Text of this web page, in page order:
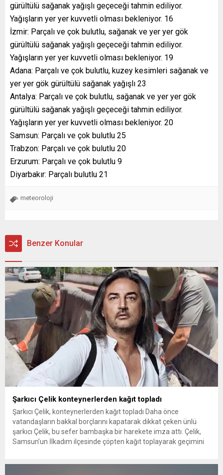
gürültülü sağanak yağışlı geçeceği tahmin ediliyor.
Yağışların yer yer kuvvetli olması bekleniyor. 16
İzmir: Parçalı ve çok bulutlu, sağanak ve yer yer gök
gürültülü sağanak yağışlı geçeceği tahmin ediliyor.
Yağışların yer yer kuvvetli olması bekleniyor. 19
Adana: Parçalı ve çok bulutlu, kuzey kesimleri sağanak ve
yer yer gök gürültülü sağanak yağışlı 23
Antalya: Parçalı ve çok bulutlu, sağanak ve yer yer gök
gürültülü sağanak yağışlı geçeceği tahmin ediliyor.
Yağışların yer yer kuvvetli olması bekleniyor. 20
Samsun: Parçalı ve çok bulutlu 25
Trabzon: Parçalı ve çok bulutlu 20
Erzurum: Parçalı ve çok bulutlu 9
Diyarbakır: Parçalı bulutlu 21
meteoroloji
Benzer Konular
Şarkıcı Çelik konteynerlerden kağıt topladı
Şarkıcı Çelik, konteynerlerden kağıt topladı Daha önce
vatandaşların bakkal borçlarını kapatarak dikkat çeken ünlü
şarkıcı Çelik, bu sefer bambaşka bir harekete imza attı. Çelik,
Samsun’un İlkadım ilçesinde çöpten kağıt toplayarak geçimini